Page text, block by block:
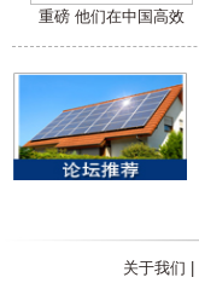
重磅 他们在中国高效
关于我们